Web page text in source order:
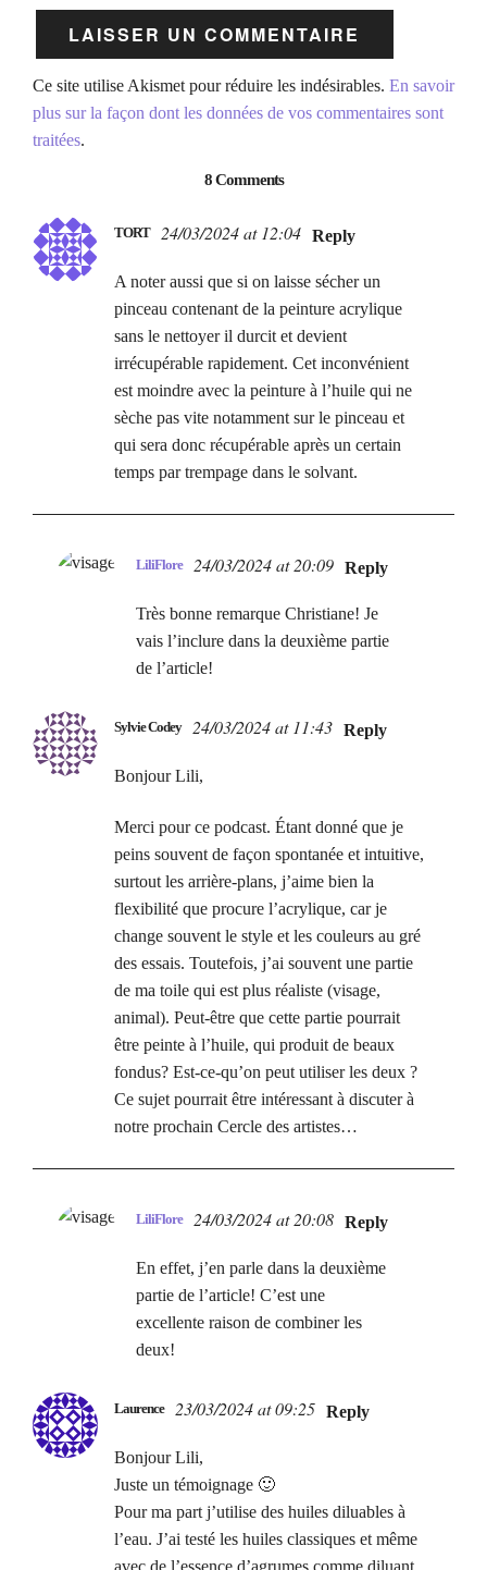
Ce site utilise Akismet pour réduire les indésirables. En savoir
plus sur la façon dont les données de vos commentaires sont
traitées.
8 Comments
TORT 24/03/2024 at 12:04 Reply
A noter aussi que si on laisse sécher un
pinceau contenant de la peinture acrylique
sans le nettoyer il durcit et devient
irrécupérable rapidement. Cet inconvénient
est moindre avec la peinture à l’huile qui ne
sèche pas vite notamment sur le pinceau et
qui sera donc récupérable après un certain
temps par trempage dans le solvant.
LiliFlore 24/03/2024 at 20:09 Reply
Très bonne remarque Christiane! Je
vais l’inclure dans la deuxième partie
de l’article!
Sylvie Codey 24/03/2024 at 11:43 Reply
Bonjour Lili,
Merci pour ce podcast. Étant donné que je
peins souvent de façon spontanée et intuitive,
surtout les arrière-plans, j’aime bien la
flexibilité que procure l’acrylique, car je
change souvent le style et les couleurs au gré
des essais. Toutefois, j’ai souvent une partie
de ma toile qui est plus réaliste (visage,
animal). Peut-être que cette partie pourrait
être peinte à l’huile, qui produit de beaux
fondus? Est-ce-qu’on peut utiliser les deux ?
Ce sujet pourrait être intéressant à discuter à
notre prochain Cercle des artistes…
LiliFlore 24/03/2024 at 20:08 Reply
En effet, j’en parle dans la deuxième
partie de l’article! C’est une
excellente raison de combiner les
deux!
Laurence 23/03/2024 at 09:25 Reply
Bonjour Lili,
Juste un témoignage 🙂
Pour ma part j’utilise des huiles diluables à
l’eau. J’ai testé les huiles classiques et même
avec de l’essence d’agrumes comme diluant